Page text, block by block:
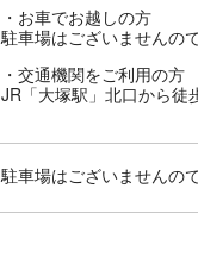
お車でお越しの方
駐車場はございませんの
交通機関をご利用の方
JR「大塚駅」北口から徒
駐車場はございませんの